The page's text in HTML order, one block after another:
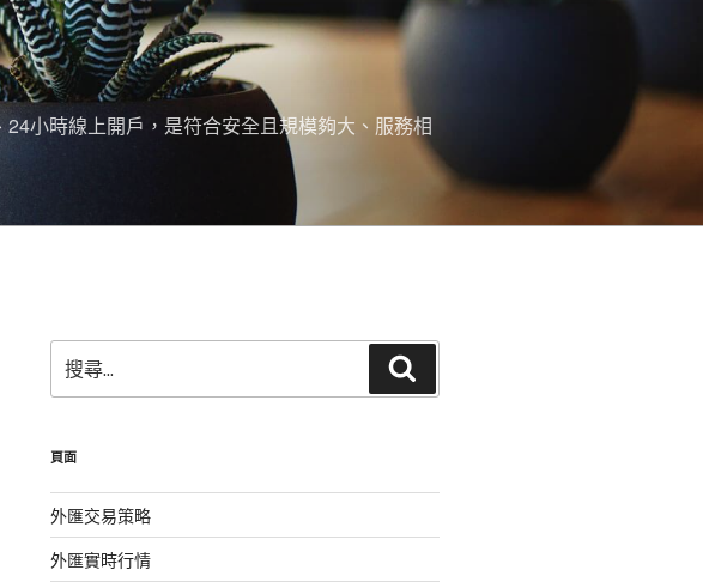
小時線上開戶，是符合安全且規模夠大、服務相
尋
關
字:
尋
頁面
外匯交易策略
外匯實時行情